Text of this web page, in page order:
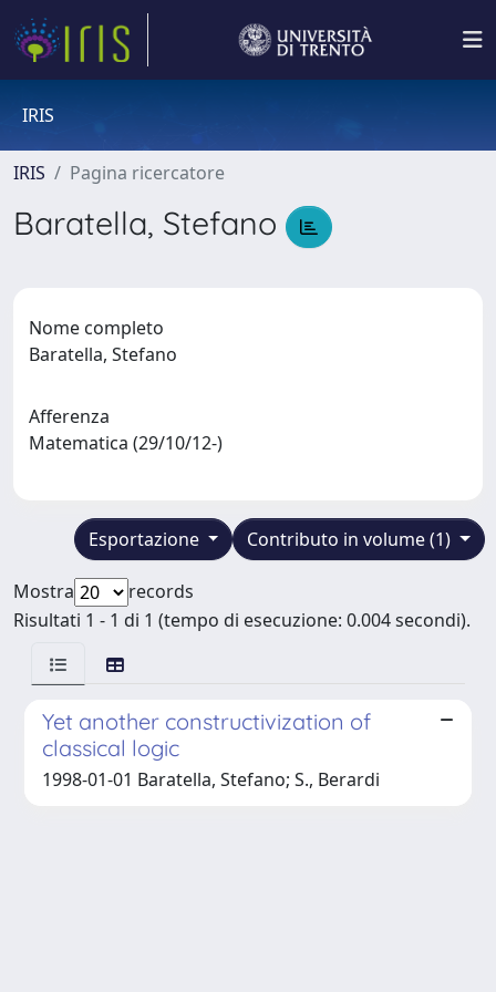
IRIS
IRIS Pagina ricercatore
Baratella, Stefano
Nome completo
Baratella, Stefano
Afferenza
Matematica (29/10/12-)
Contributo in volume (1)
Esportazione
Mostra
records
Risultati 1 - 1 di 1 (tempo di esecuzione: 0.004 secondi).
Yet another constructivization of
classical logic
1998-01-01 Baratella, Stefano; S., Berardi